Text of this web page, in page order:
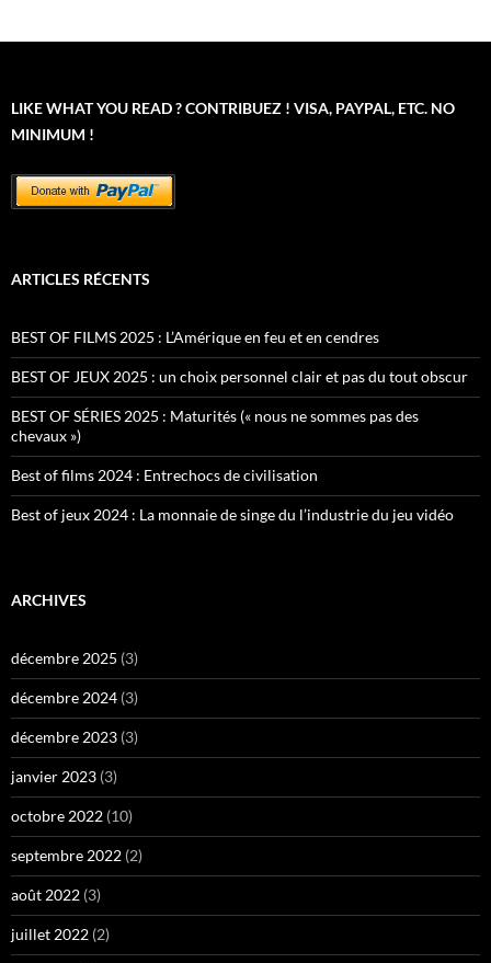
LIKE WHAT YOU READ ? CONTRIBUEZ ! VISA, PAYPAL, ETC. NO
MINIMUM !
ARTICLES RÉCENTS
BEST OF FILMS 2025 : L’Amérique en feu et en cendres
BEST OF JEUX 2025 : un choix personnel clair et pas du tout obscur
BEST OF SÉRIES 2025 : Maturités (« nous ne sommes pas des
chevaux »)
Best of films 2024 : Entrechocs de civilisation
Best of jeux 2024 : La monnaie de singe du l’industrie du jeu vidéo
ARCHIVES
décembre 2025 (3)
décembre 2024 (3)
décembre 2023 (3)
janvier 2023 (3)
octobre 2022 (10)
septembre 2022 (2)
août 2022 (3)
juillet 2022 (2)